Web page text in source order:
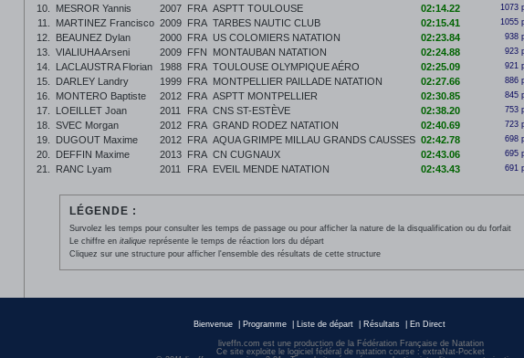
10. MESROR Yannis 2007 FRA ASPTT TOULOUSE 02:14.22 1073
11. MARTINEZ Francisco 2009 FRA TARBES NAUTIC CLUB 02:15.41 1055
12. BEAUNEZ Dylan 2000 FRA US COLOMIERS NATATION 02:23.84 938
13. VIALIUHA Arseni 2009 FFN MONTAUBAN NATATION 02:24.88 923
14. LACLAUSTRA Florian 1988 FRA TOULOUSE OLYMPIQUE AÉRO 02:25.09 921
15. DARLEY Landry 1999 FRA MONTPELLIER PAILLADE NATATION 02:27.66 886
16. MONTERO Baptiste 2012 FRA ASPTT MONTPELLIER 02:30.85 845
17. LOEILLET Joan 2011 FRA CNS ST-ESTÈVE 02:38.20 753
18. SVEC Morgan 2012 FRA GRAND RODEZ NATATION 02:40.69 723
19. DUGOUT Maxime 2012 FRA AQUA GRIMPE MILLAU GRANDS CAUSSES 02:42.78 698
20. DEFFIN Maxime 2013 FRA CN CUGNAUX 02:43.06 695
21. RANC Lyam 2011 FRA EVEIL MENDE NATATION 02:43.43 691
LÉGENDE :
Survolez les temps pour consulter les temps de passage ou pour afficher la nature de la disqualification ou du forfait
Le chiffre en italiquereprésente le temps de réaction lors du départ
Cliquez sur une structure pour afficher l'ensemble des résultats de cette structure
Bienvenue Programme Liste de départ Résultats En Direct
liveffn.com est une production de la Fédération Française de Natation
Ce site exploite le logiciel fédéral de natation course : extraNat-Pocket